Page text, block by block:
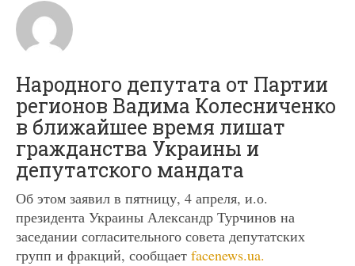
Народного депутата от Партии
регионов Вадима Колесниченко
в ближайшее время лишат
гражданства Украины и
депутатского мандата
Об этом заявил в пятницу, 4 апреля, и.о.
президента Украины Александр Турчинов на
заседании согласительного совета депутатских
групп и фракций, сообщает facenews.ua.